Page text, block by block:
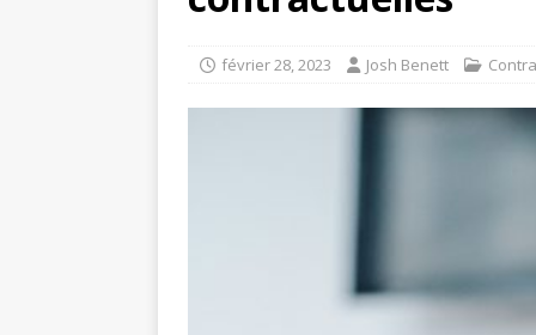
février 28, 2023 Josh Benett